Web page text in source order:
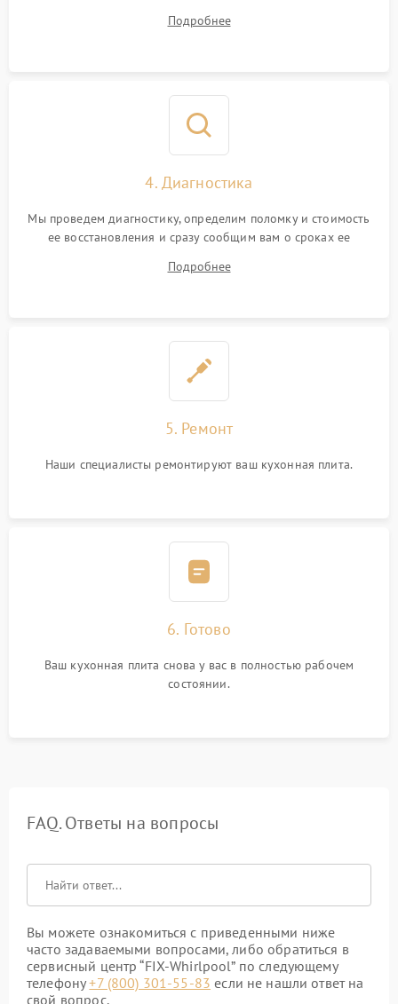
Подробнее
4. Диагностика
Мы проведем диагностику, определим поломку и стоимость
ее восстановления и сразу сообщим вам о сроках ее
Подробнее
5. Ремонт
Наши специалисты ремонтируют ваш кухонная плита.
6. Готово
Ваш кухонная плита снова у вас в полностью рабочем
состоянии.
FAQ. Ответы на вопросы
Вы можете ознакомиться с приведенными ниже
часто задаваемыми вопросами, либо обратиться в
сервисный центр “FIX-Whirlpool” по следующему
телефону+7 (800) 301-55-83 если не нашли ответ на
свой вопрос.